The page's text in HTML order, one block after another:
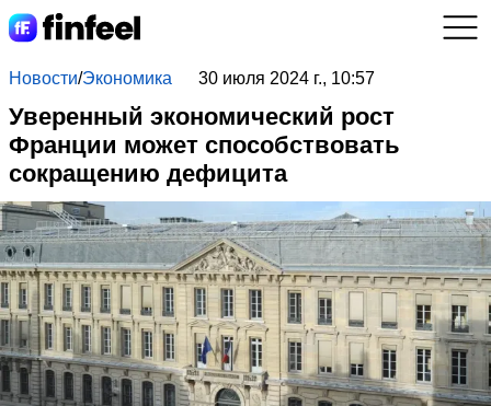
Новости/Экономика 30 июля 2024 г., 10:57
Уверенный экономический рост
Франции может способствовать
сокращению дефицита